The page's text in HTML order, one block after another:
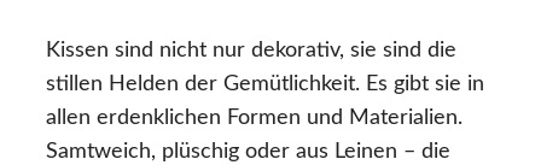
Kissen sind nicht nur dekorativ, sie sind die
stillen Helden der Gemütlichkeit. Es gibt sie in
allen erdenklichen Formen und Materialien.
Samtweich, plüschig oder aus Leinen – die